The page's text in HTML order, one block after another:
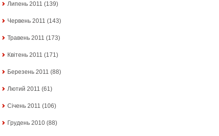
Липень 2011 (139)
Червень 2011 (143)
Травень 2011 (173)
Квітень 2011 (171)
Березень 2011 (88)
Лютий 2011 (61)
Січень 2011 (106)
Грудень 2010 (88)